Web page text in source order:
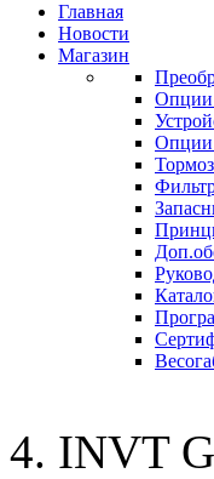
Главная
Новости
Магазин
INVT